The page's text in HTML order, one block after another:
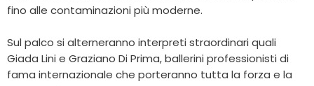
fino alle contaminazioni più moderne.
Sul palco si alterneranno interpreti straordinari quali
Giada Lini e Graziano Di Prima, ballerini professionisti di
fama internazionale che porteranno tutta la forza e la